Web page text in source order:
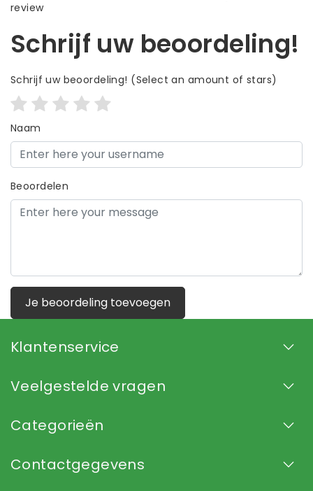
review
Schrijf uw beoordeling!
Schrijf uw beoordeling! (Select an amount of stars)
Naam
Beoordelen
Je beoordeling toevoegen
Klantenservice
Veelgestelde vragen
Categorieën
Contactgegevens